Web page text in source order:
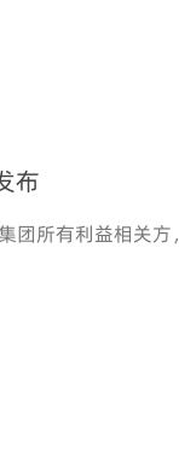
布
所有利益相关